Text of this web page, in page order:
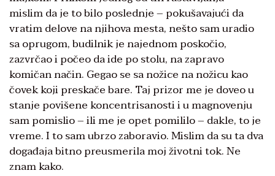
mislim da je to bilo poslednje – pokušavajući da
vratim delove na njihova mesta, nešto sam uradio
sa oprugom, budilnik je najednom poskočio,
zazvrčao i počeo da ide po stolu, na zapravo
komičan način. Gegao se sa nožice na nožicu kao
čovek koji preskače bare. Taj prizor me je doveo u
stanje povišene koncentrisanosti i u magnovenju
sam pomislio – ili me je opet pomililo – dakle, to je
vreme. I to sam ubrzo zaboravio. Mislim da su ta dva
događaja bitno preusmerila moj životni tok. Ne
znam kako.